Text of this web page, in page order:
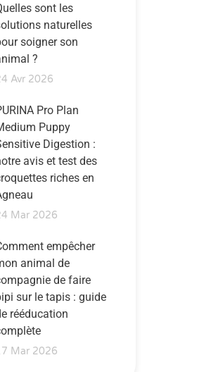
sont les
naturelles
soigner son
?
Avr 2026
Pro Plan
Puppy
Digestion :
avis et test des
riches en
Mar 2026
empêcher
animal de
de faire
sur le tapis : guide
rééducation
Mar 2026